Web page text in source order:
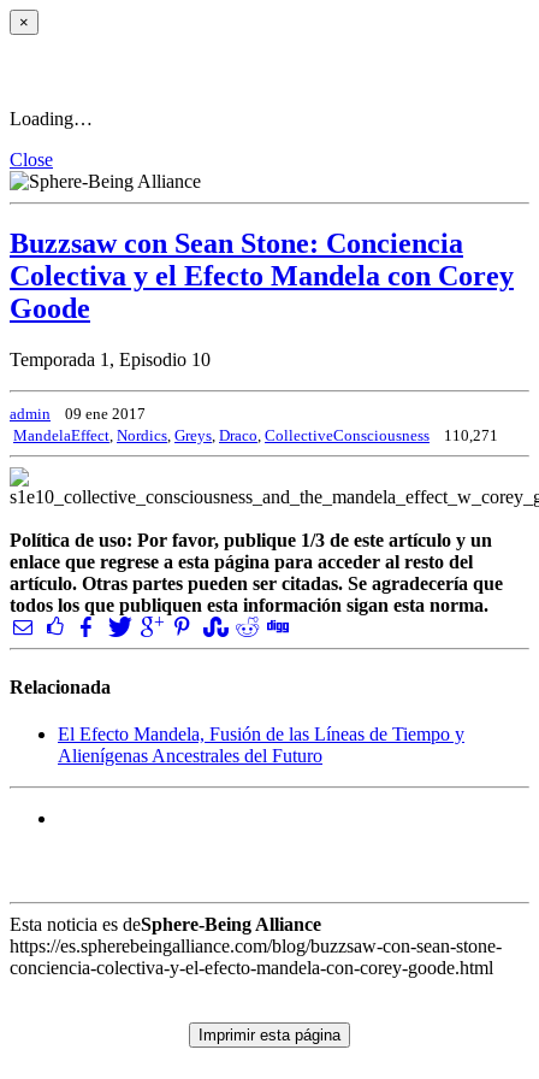
×
Loading…
Close
Buzzsaw con Sean Stone: Conciencia
Colectiva y el Efecto Mandela con Corey
Goode
Temporada 1, Episodio 10
admin
09 ene 2017
MandelaEffect, Nordics, Greys, Draco, CollectiveConsciousness 110,271
Política de uso: Por favor, publique 1/3 de este artículo y un
enlace que regrese a esta página para acceder al resto del
artículo. Otras partes pueden ser citadas. Se agradecería que
todos los que publiquen esta información sigan esta norma.
Relacionada
El Efecto Mandela, Fusión de las Líneas de Tiempo y
Alienígenas Ancestrales del Futuro
Esta noticia es deSphere-Being Alliance
https://es.spherebeingalliance.com/blog/buzzsaw-con-sean-stone-
conciencia-colectiva-y-el-efecto-mandela-con-corey-goode.html